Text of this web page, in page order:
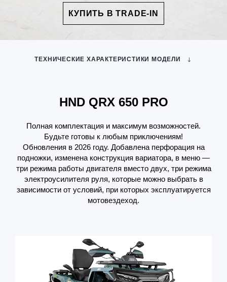
КУПИТЬ В TRADE-IN
ТЕХНИЧЕСКИЕ ХАРАКТЕРИСТИКИ МОДЕЛИ
HND QRX 650 PRO
Полная комплектация и максимум возможностей.
Будьте готовы к любым приключениям!
Обновления в 2026 году. Добавлена перфорация на
подножки, изменена конструкция вариатора, в меню —
три режима работы двигателя вместо двух, три режима
электроусилителя руля, которые можно выбрать в
зависимости от условий, при которых эксплуатируется
мотовездеход.